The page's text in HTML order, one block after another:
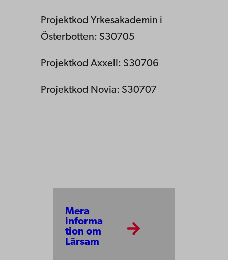
Projektkod Yrkesakademin i
Österbotten: S30705
Projektkod Axxell: S30706
Projektkod Novia: S30707
Mera
informa
tion om
Lärsam